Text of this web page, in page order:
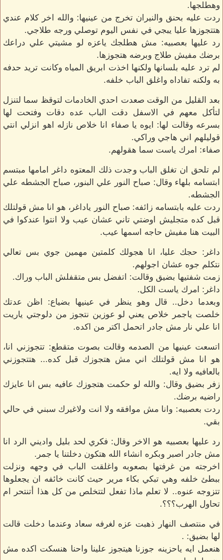
وهطلجها.
ردت عليه بحنق والنيران تخرج من عينيها: والله اخر كلام عندي
هتتجوزها عليا يبجي في نفس اليوم توصلي ورجه طلاجي.
رد عليها بعصبيه: مش هطلجك ياعزه لو مشيتي علي دراعك
برضك مفيش طلاج وبرضه هتجوزها.
لم ترد عليه بلسانها ولكنها اخذت ابريق المياه وكانت تريد حدفه
به ولكنه تفاداه واغلق الباب خلفه.
بعد القليل من الوقت صعدت احدي الخادمات لتوقظ سما لتنزل
لتأكل معهم في الاسفل دقت الباب عده دقات وفتحت لها
بسرعه وقالت لها: ايوه يا صفاء انا خلاص نازله اهو انزلي انتي
قوليلهم اني هاجي وراكي.
صفاء: امرك ياست سما هقولهم.
لم تلحق ان تغلق الباب وجدت ذلك المعتوه داغر امامها مبتسم
ابتسامه بلهاء وقال: صباح النور علي البنور، صباح الجشطه علي
الجشطه.
ردت عليه بابتسامه زائفه: صباح النور ياداغر، هو انا مش قولتلك
قبل كده متجليش اوضتي تاني عشان عيب ولا انتوا عندكوا في
البيت هنا مفيش حاجه اسمها عيب.
داغر: حجك عليا، انا هجولك كلمتين مهمين جوي بس تعالي
نتكلم جوه عشان اجولهم.
زمت شفتيها بضيق وقالت: اتفضل بس متقفلش الباب وراك.
داغر: امرك ياست الكل.
وبعدما دخل.. قال وهو ينظر في عينيها بضياع: اظن عدتك
خلصت ياجمر خلاص يعني لو عوزين نتجوز من دلوجتي ياريت
انا علي نار مش جادر اتحمل اكتر من اكده.
اتسعت عينيها من الصدمه وقالت بصوت متقطع: تتجوزني انا،
هو انا مش قولتلك اني مش هتجوزك قبل كده... هتتجوزني
بالعافيه ولا ايه.
زفر بضيق وقال: والله لو حكمت هتجوزك عافيه بس انا عايزك
راضيه برضك.
ردت بعصبيه: وانا مش موافقه ولا انت ولاغيرك سبني في حالي
بقي.
رد عليها بعصبيه هو الاخر وقال: فكري لحد بليل واديني الرد انا
مش جادر اصبر وبكره انشاء الله هتكون دخلتنا يا جمر.
اخرجته من غرفتها بصعوبه واغلقت الباب في وجهه ونزلت
ببطئ خلفه وهي تبكي بكاء مرير حيث كانت خائفه ان يجعلوها
تتزوجه عنوه.. لا تعلم ماذا تفعل لتتخلص من كل هذا أتنتحر ام
تحاول الهرب؟؟؟.
في منتصف النهار ذهبت عزه لغرفه سعاد وعندما دخلت قالت
لها بضيق: .
هنعمل ايه ياحزينه جوزنا هيتجوز علينا واحنا هنسكت اكده مش